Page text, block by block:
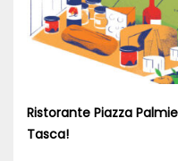
Ristorante Piazza
Tasca!